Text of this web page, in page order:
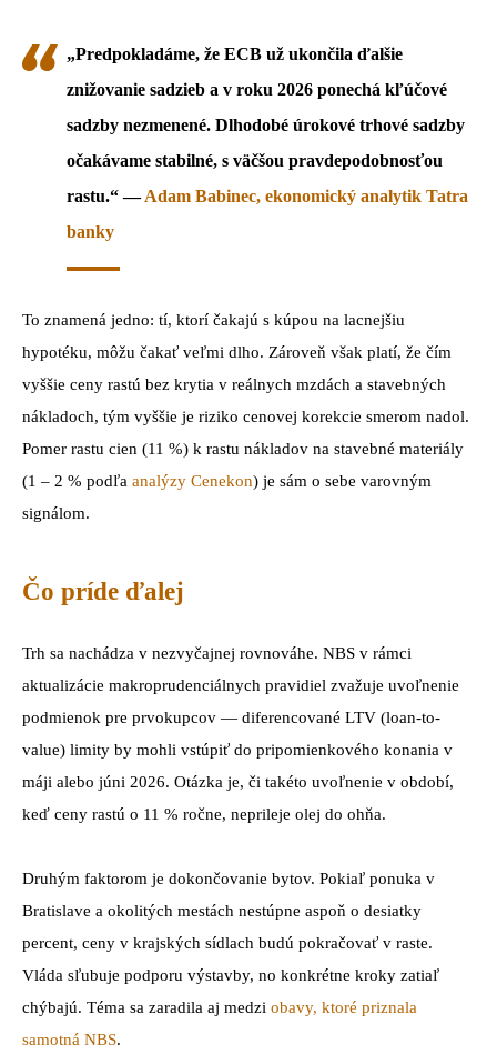
„Predpokladáme, že ECB už ukončila ďalšie
znižovanie sadzieb a v roku 2026 ponechá kľúčové
sadzby nezmenené. Dlhodobé úrokové trhové sadzby
očakávame stabilné, s väčšou pravdepodobnosťou
rastu.“ —Adam Babinec, ekonomický analytik Tatra
banky
To znamená jedno: tí, ktorí čakajú s kúpou na lacnejšiu
hypotéku, môžu čakať veľmi dlho. Zároveň však platí, že čím
vyššie ceny rastú bez krytia v reálnych mzdách a stavebných
nákladoch, tým vyššie je riziko cenovej korekcie smerom nadol.
Pomer rastu cien (11 %) k rastu nákladov na stavebné materiály
(1 – 2 % podľa analýzy Cenekon) je sám o sebe varovným
signálom.
Čo príde ďalej
Trh sa nachádza v nezvyčajnej rovnováhe. NBS v rámci
aktualizácie makroprudenciálnych pravidiel zvažuje uvoľnenie
podmienok pre prvokupcov — diferencované LTV (loan-to-
value) limity by mohli vstúpiť do pripomienkového konania v
máji alebo júni 2026. Otázka je, či takéto uvoľnenie v období,
keď ceny rastú o 11 % ročne, neprileje olej do ohňa.
Druhým faktorom je dokončovanie bytov. Pokiaľ ponuka v
Bratislave a okolitých mestách nestúpne aspoň o desiatky
percent, ceny v krajských sídlach budú pokračovať v raste.
Vláda sľubuje podporu výstavby, no konkrétne kroky zatiaľ
chýbajú. Téma sa zaradila aj medzi obavy, ktoré priznala
samotná NBS.